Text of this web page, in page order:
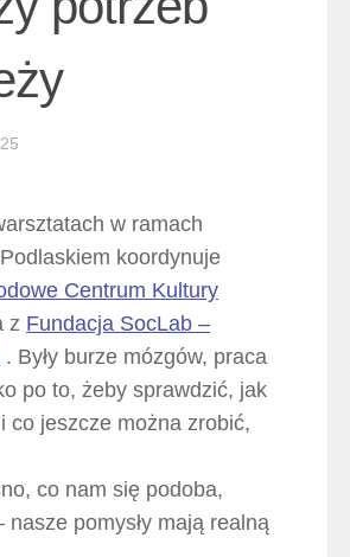
w ramach
koordynuje
Centrum Kultury
z Fundacja SocLab –
. Były burze mózgów, praca
po to, żeby sprawdzić, jak
co jeszcze można zrobić,
co nam się podoba,
pomysły mają realną